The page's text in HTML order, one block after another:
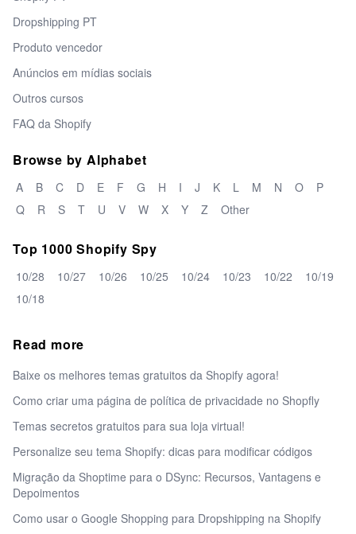
Dropshipping PT
Produto vencedor
Anúncios em mídias sociais
Outros cursos
FAQ da Shopify
Browse by Alphabet
A B C D E F G H I J K L M N O
P
Q
R S T U V W X Y Z Other
Top 1000 Shopify Spy
10/28 10/27 10/26 10/25 10/24 10/23 10/22
10/19
10/18
Read more
Baixe os melhores temas gratuitos da Shopify agora!
Como criar uma página de política de privacidade no Shopfly
Temas secretos gratuitos para sua loja virtual!
Personalize seu tema Shopify: dicas para modificar códigos
Migração da Shoptime para o DSync: Recursos, Vantagens e
Depoimentos
Como usar o Google Shopping para Dropshipping na Shopify